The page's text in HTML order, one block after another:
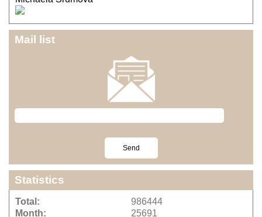
Mail list
Statistics
Total:
986444
Month:
25691